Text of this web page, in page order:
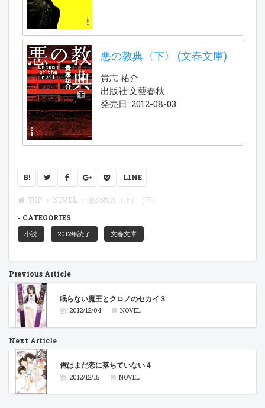
悪の教典〈下〉 (文春文庫)
貴志 祐介
出版社:文藝春秋
発売日: 2012-08-03
B! LINE
TOP NOVEL
悪の教典（上）（下）
CATEGORIES
小説 2012年読了 文春文庫
Previous Article
眠らない魔王とクロノのセカイ３
2012/12/04 NOVEL
Next Article
俺はまだ恋に落ちていない４
2012/12/15 NOVEL